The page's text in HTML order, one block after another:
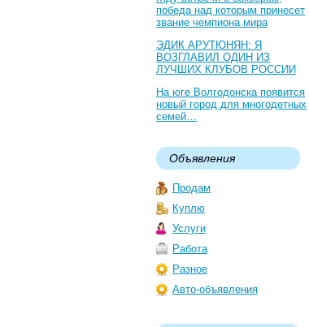
победа над которым принесет
звание чемпиона мира
ЭДИК АРУТЮНЯН: Я
ВОЗГЛАВИЛ ОДИН ИЗ
ЛУЧШИХ КЛУБОВ РОССИИ
На юге Волгодонска появится
новый город для многодетных
семей…
Объявления
Продам
Куплю
Услуги
Работа
Разное
Авто-объявления